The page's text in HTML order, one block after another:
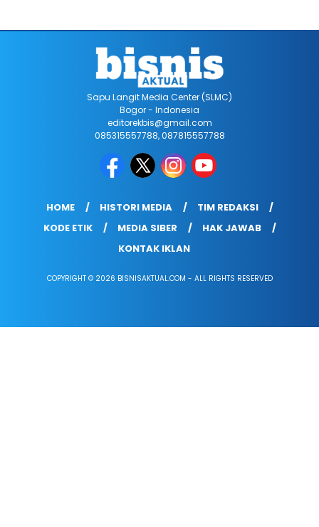
Sapu Langit Media Center (SLMC)
Bogor - Indonesia
editorekbis@gmail.com
085315557788, 087815557788
HOME HISTORI MEDIA
TIM REDAKSI
KODE ETIK
MEDIA SIBER
HAK JAWAB
KONTAK IKLAN
COPYRIGHT © 2026 BISNISAKTUAL.COM - ALL RIGHTS RESERVED